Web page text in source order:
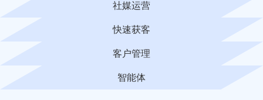
社媒运营
快速获客
客户管理
智能体